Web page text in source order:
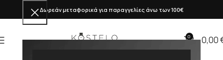
Δωρεάν μεταφορικά για παραγγελίες άνω των 100€
0 0,00